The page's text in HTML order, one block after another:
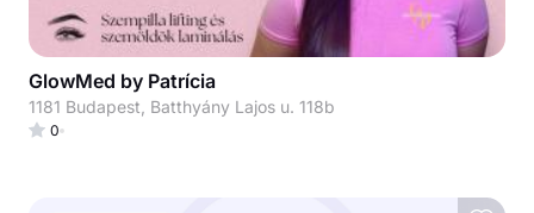
GlowMed by Patrícia
1181 Budapest, Batthyány Lajos u. 118b
0